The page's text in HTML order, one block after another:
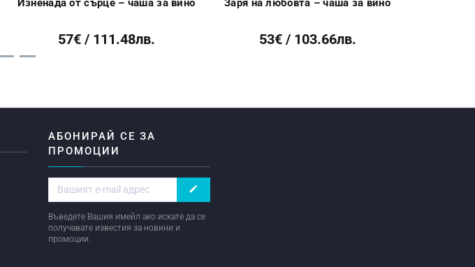
Изненада от сърце – чаша за вино
57€ / 111.48лв.
Заря на любовта – чаша за вино
53€ / 103.66лв.
АБОНИРАЙ СЕ ЗА
ПРОМОЦИИ
create
Въведете Вашия имейл ако искате да се
получавате известия за новини и
промоции.